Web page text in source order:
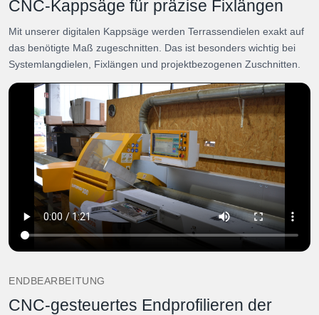
CNC-Kappsäge für präzise Fixlängen
Mit unserer digitalen Kappsäge werden Terrassendielen exakt auf
das benötigte Maß zugeschnitten. Das ist besonders wichtig bei
Systemlangdielen, Fixlängen und projektbezogenen Zuschnitten.
ENDBEARBEITUNG
CNC-gesteuertes Endprofilieren der